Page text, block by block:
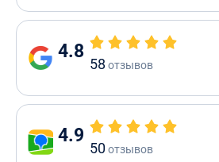
4.8
58 отзывов
4.9
50отзывов